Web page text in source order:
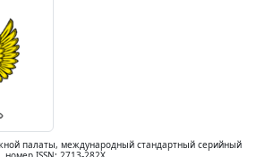
палаты, международный стандартный серийный